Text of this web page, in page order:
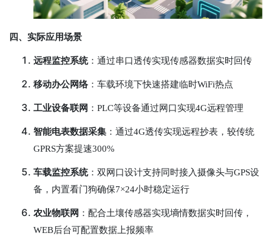
四、实际应用场景
远程监控系统：通过串口透传实现传感器数据实时回传
移动办公网络 ：车载环境下快速搭建临时WiFi热点
工业设备联网 ：PLC等设备通过网口实现4G远程管理
智能电表数据采集 ：通过4G透传实现远程抄表，较传统
GPRS方案提速300%
车载监控系统：双网口设计支持同时接入摄像头与GPS设
备，内置看门狗确保7×24小时稳定运行
农业物联网 ：配合土壤传感器实现墒情数据实时回传，
WEB后台可配置数据上报频率